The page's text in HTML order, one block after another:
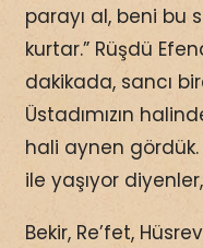
parayı al, beni bu
kurtar.” Rüşdü
dakikada, sancı
Üstadımızın
hali aynen gördük.
ile yaşıyor
Bekir, Re’fet,